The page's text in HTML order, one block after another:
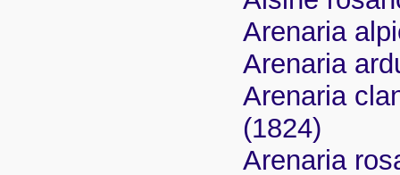
Arenaria
Arenaria
Arenaria
(1824)
Arenaria